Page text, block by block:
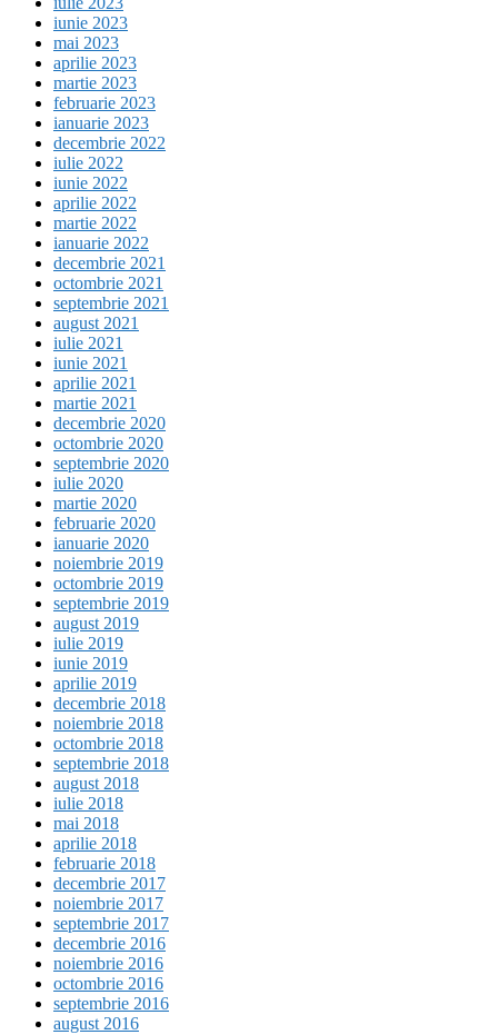
iunie 2023
mai 2023
aprilie 2023
martie 2023
februarie 2023
ianuarie 2023
decembrie 2022
iulie 2022
iunie 2022
aprilie 2022
martie 2022
ianuarie 2022
decembrie 2021
octombrie 2021
septembrie 2021
august 2021
iulie 2021
iunie 2021
aprilie 2021
martie 2021
decembrie 2020
octombrie 2020
septembrie 2020
iulie 2020
martie 2020
februarie 2020
ianuarie 2020
noiembrie 2019
octombrie 2019
septembrie 2019
august 2019
iulie 2019
iunie 2019
aprilie 2019
decembrie 2018
noiembrie 2018
octombrie 2018
septembrie 2018
august 2018
iulie 2018
mai 2018
aprilie 2018
februarie 2018
decembrie 2017
noiembrie 2017
septembrie 2017
decembrie 2016
noiembrie 2016
octombrie 2016
septembrie 2016
august 2016